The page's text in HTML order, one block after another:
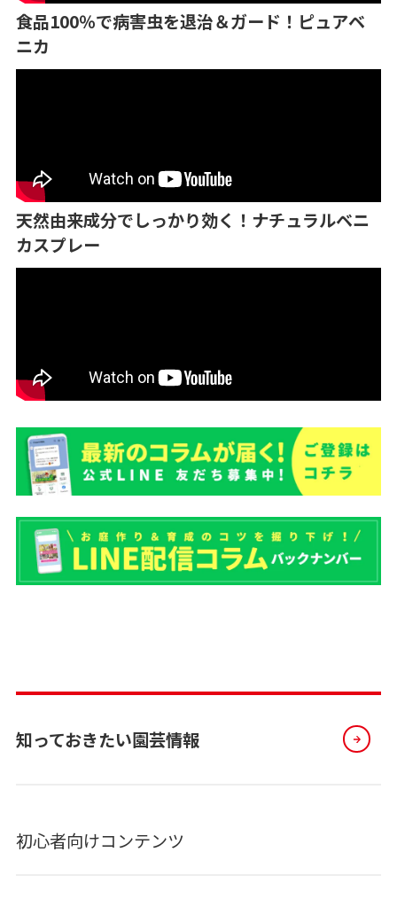
食品100％で病害虫を退治＆ガード！ピュアベ
ニカ
天然由来成分でしっかり効く！ナチュラルベニ
カスプレー
知っておきたい園芸情報
初心者向けコンテンツ